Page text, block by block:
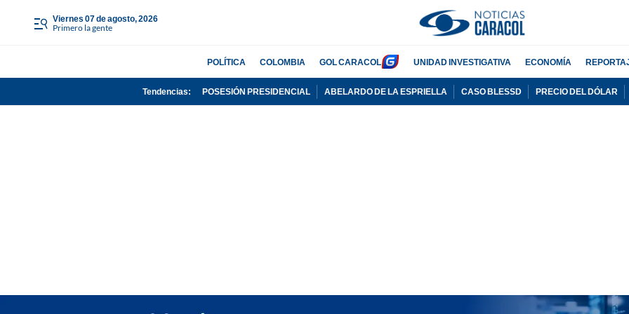
viernes 07 de agosto, 2026
Primero la gente
POLÍTICA COLOMBIA GOL CARACOL UNIDAD INVESTIGATIVA ECONOMÍA
Tendencias: POSESIÓN PRESIDENCIAL ABELARDO DE LA ESPRIELLA CASO BLESSD PRECIO DEL DÓLAR